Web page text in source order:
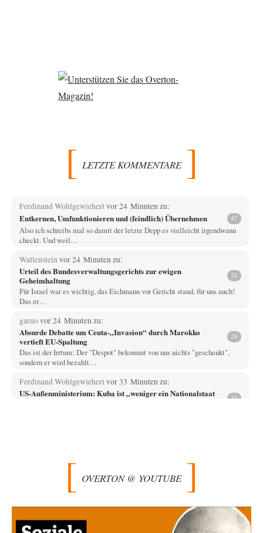
LETZTE KOMMENTARE
Ferdinand Wohlgewiehert vor 24 Minuten zu:
Entkernen, Umfunktionieren und (feindlich) Übernehmen 47
Also ich schreibs mal so damit der letzte Depp es vielleicht irgendwann
checkt. Und weil…
Wallenstein vor 24 Minuten zu:
Urteil des Bundesverwaltungsgerichts zur ewigen
Geheimhaltung
31
Für Israel war es wichtig, das Eichmann vor Gericht stand, für uns auch!
Das er…
garnovor 24 Minuten zu:
Absurde Debatte um Ceuta-„Invasion“ durch Marokko
vertieft EU-Spaltung
26
Das ist der Irrtum: Der "Despot" bekommt von uns nichts "geschenkt",
sondern er wird bezahlt…
Ferdinand Wohlgewiehertvor 33 Minuten zu:
US-Außenministerium: Kuba ist „weniger ein Nationalstaat
23
Nr. 6 halte ich für thematisch verfehlt. Unabhängig davon wie man zu
Saudibarbarien oder der…
From Field to Glass – Bio hochprozentig 2
Ojeh! Ich habe immer gerne Whiskey getrunken, da gibt es tolles Zeug
von kleinen schottischen…
OVERTON @ YOUTUBE